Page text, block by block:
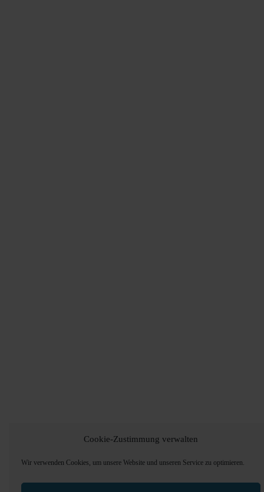
Cookie-Zustimmung verwalten
Wir verwenden Cookies, um unsere Website und unseren Service zu optimieren.